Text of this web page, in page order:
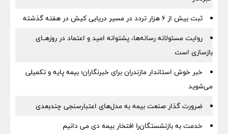
ثبت بیش از ۶ هزار تردد در مسیر دریایی کیش در هفته گذشته
روایت مسئولانه رسانه‌ها، پشتوانه امید و اعتماد در روزهــای
بازسازی است
خبر خوش استاندار مازندران برای خبرنگاران؛‌ بیمه پایه و ‌تکمیلی
می‌شوید
ضرورت گذار صنعت بیمه به مدل‌های اعتبارسنجی چندبعدی
خدمت به بازنشستگان‌را افتخار بیمه دی می دانیم